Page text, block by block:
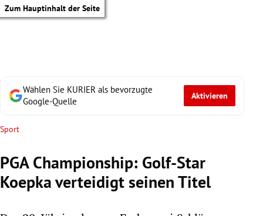
Zum Hauptinhalt der Seite
Wählen Sie KURIER als bevorzugte
Google-Quelle
Aktivieren
Sport
PGA Championship: Golf-Star
Koepka verteidigt seinen Titel